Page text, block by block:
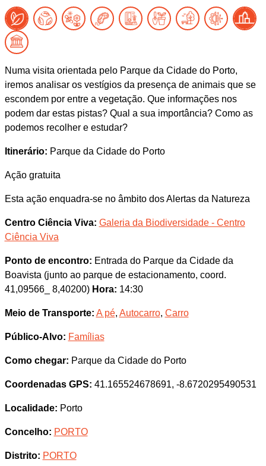
Numa visita orientada pelo Parque da Cidade do Porto,
iremos analisar os vestígios da presença de animais que se
escondem por entre a vegetação. Que informações nos
podem dar estas pistas? Qual a sua importância? Como as
podemos recolher e estudar?
Itinerário: Parque da Cidade do Porto
Ação gratuita
Esta ação enquadra-se no âmbito dos Alertas da Natureza
Centro Ciência Viva: Galeria da Biodiversidade - Centro
Ciência Viva
Ponto de encontro: Entrada do Parque da Cidade da
Boavista (junto ao parque de estacionamento, coord.
41,09566_ 8,40200) Hora: 14:30
Meio de Transporte: A pé, Autocarro, Carro
Público-Alvo: Famílias
Como chegar: Parque da Cidade do Porto
Coordenadas GPS: 41.165524678691, -8.6720295490531
Localidade: Porto
Concelho: PORTO
Distrito: PORTO